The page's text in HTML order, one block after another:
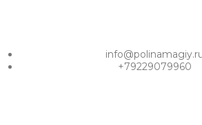
+79229079960